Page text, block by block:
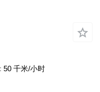
50 千米/小时